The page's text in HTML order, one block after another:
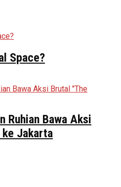
Space?
Ruhian Bawa Aksi
ke Jakarta